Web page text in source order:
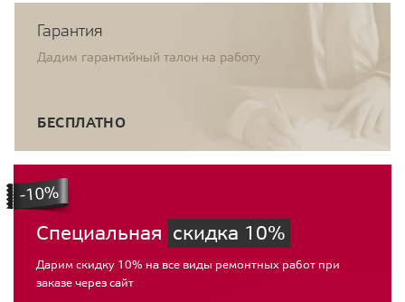
Гарантия
Дадим гарантийный талон на работу
БЕСПЛАТНО
Специальная скидка 10%
Дарим скидку 10% на все виды ремонтных работ при
заказе через сайт